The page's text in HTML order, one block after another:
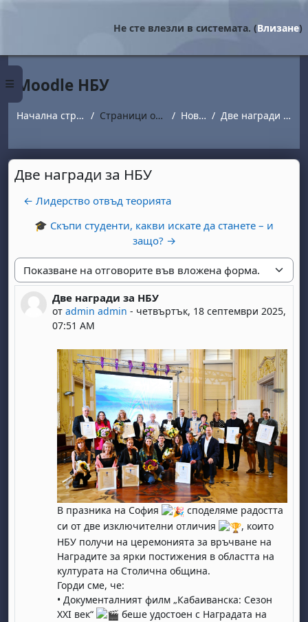
Страничен панел
Не сте влезли в системата. (Влизане)
Moodle НБУ
Начална страница Страници от сайта Новини Две награди за НБУ
Две награди за НБУ
← Лидерство отвъд теорията
🎓 Скъпи студенти, какви искате да станете – и
защо? →
Начин на показване
Две награди за НБУ
от admin admin - четвъртък, 18 септември 2025,
07:51 AM
Number of replies: 0
В празника на София
споделяме радостта
си от две изключителни отличия
, които
НБУ получи на церемонията за връчване на
Наградите за ярки постижения в областта на
културата на Столична община.
Горди сме, че:
• Документалният филм „Кабаиванска: Сезон
XXI век“
беше удостоен с Наградата на